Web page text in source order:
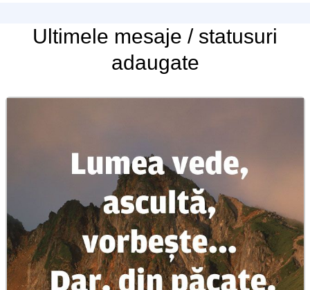
Ultimele mesaje / statusuri
adaugate